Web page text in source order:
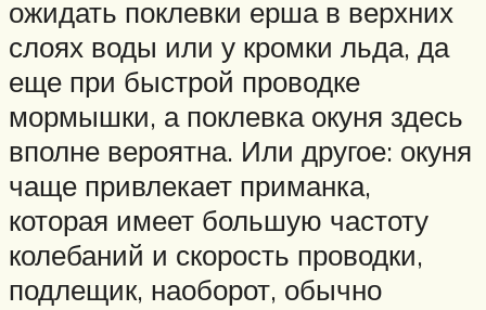
ожидать по­клевки ерша в верхних
слоях воды или у кромки льда, да
еще при быстрой про­водке
мормышки, а поклевка окуня здесь
вполне вероятна. Или другое: оку­ня
чаще привлекает приманка,
которая имеет большую частоту
колебаний и ско­рость проводки,
подлещик, наоборот, обычно